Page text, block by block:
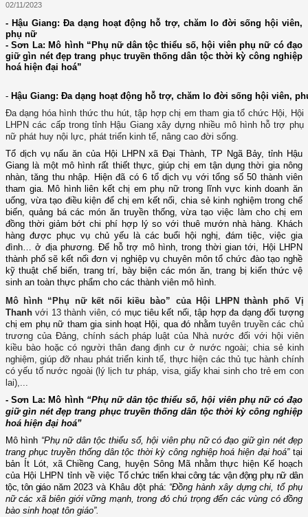
02/11/2023
- Hậu Giang: Đa dạng hoạt động hỗ trợ, chăm lo đời sống hội viên,
phụ nữ
- Sơn La: Mô hình “Phụ nữ dân tộc thiểu số, hội viên phụ nữ có đạo
giữ gìn nét đẹp trang phục truyền thống dân tộc thời kỳ công nghiệp
hoá hiện đại hoá”
- Hậu Giang: Đa dạng hoạt động hỗ trợ, chăm lo đời sống hội viên,
Đa dạng hóa hình thức thu hút, tập hợp chị em tham gia tổ chức Hội, Hội
LHPN các cấp trong tỉnh Hậu Giang xây dựng nhiều mô hình hỗ trợ phụ
nữ phát huy nội lực, phát triển kinh tế, nâng cao đời sống.
Tổ dịch vụ nấu ăn của Hội LHPN xã Đại Thành, TP Ngã Bảy, tỉnh Hậu
Giang là một mô hình rất thiết thực, giúp chị em tận dụng thời gia nông
nhàn, tăng thu nhập. Hiện đã có 6 tổ dịch vụ với tổng số 50 thành viên
tham gia. Mô hình liên kết chị em phụ nữ trong lĩnh vực kinh doanh ăn
uống, vừa tạo điều kiện để chị em kết nối, chia sẻ kinh nghiệm trong chế
biến, quảng bá các món ăn truyền thống, vừa tạo việc làm cho chị em
đồng thời giảm bớt chi phí hợp lý so với thuê mướn nhà hàng. Khách
hàng được phục vụ chủ yếu là các buổi hội nghị, đám tiệc, việc gia
đình… ở địa phương. Để hỗ trợ mô hình, trong thời gian tới, Hội LHPN
thành phố sẽ kết nối đơn vị nghiệp vụ chuyên môn tổ chức đào tạo nghề
kỹ thuật chế biến, trang trí, bày biện các món ăn, trang bị kiến thức vệ
sinh an toàn thực phẩm cho các thành viên mô hình.
Mô hình “Phụ nữ kết nối kiều bào” của Hội LHPN thành phố Vị
Thanh với 13 thành viên, có mục tiêu kết nối, tập hợp đa dạng đối tượng
chị em phụ nữ tham gia sinh hoạt Hội, qua đó nhằmtuyên truyền các chủ
trương của Đảng, chính sách pháp luật của Nhà nước đối với hội viên
kiều bào hoặc có người thân đang định cư ở nước ngoài; chia sẻ kinh
nghiệm, giúp đỡ nhau phát triển kinh tế, thực hiện các thủ tục hành chính
có yếu tố nước ngoài (lý lịch tư pháp, visa, giấy khai sinh cho trẻ em con
lai),...
- Sơn La: Mô hình “Phụ nữ dân tộc thiểu số, hội viên phụ nữ có đạo
giữ gìn nét đẹp trang phục truyền thống dân tộc thời kỳ công nghiệp
hoá hiện đại hoá”
Mô hình “Phụ nữ dân tộc thiểu số, hội viên phụ nữ có đạo giữ gìn nét đẹp
trang phục truyền thống dân tộc thời kỳ công nghiệp hoá hiện đại hoá” tại
bản Ít Lót, xã Chiềng Cang, huyện Sông Mã nhằm thực hiện Kế hoạch
của Hội LHPN tỉnh về việcTổ chức triển khai công tác vận động phụ nữ dân
tộc, tôn giáonăm 2023 và Khâu đột phá: “Đồng hành xây dựng chi, tổ phụ
nữ các xã biên giới vững mạnh, trong đó chú trọng đến các vùng có đồng
bào sinh hoạt tôn giáo”.